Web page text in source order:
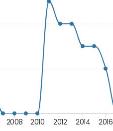
2008 2010 2012 2014 2016